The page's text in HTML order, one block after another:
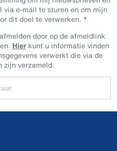
via e-mail te sturen en om mijn
dit doel te verwerken.
door op de afmeldlink
Hier kunt u informatie vinden
verwerkt die via de
zijn verzameld.